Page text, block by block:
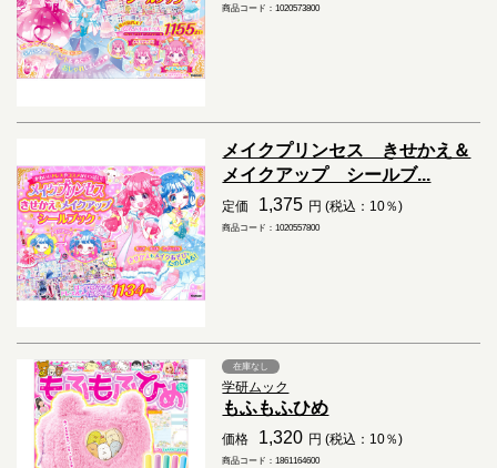
商品コード：1020573800
メイクプリンセス きせかえ＆
メイクアップ シールブ...
定価 1,375 円 (税込：10％)
商品コード：1020557800
在庫なし
学研ムック
もふもふひめ
価格 1,320 円 (税込：10％)
商品コード：1861164600